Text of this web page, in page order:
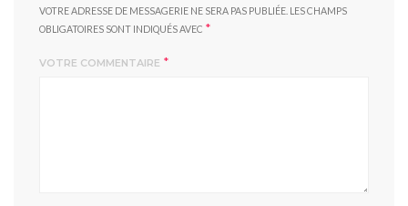
VOTRE ADRESSE DE MESSAGERIE NE SERA PAS PUBLIÉE. LES CHAMPS
OBLIGATOIRES SONT INDIQUÉS AVEC *
VOTRE COMMENTAIRE *